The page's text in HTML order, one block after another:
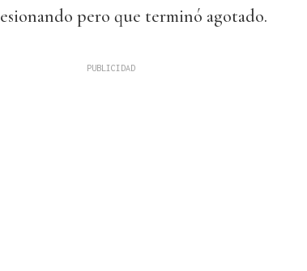
pero que terminó agotado.